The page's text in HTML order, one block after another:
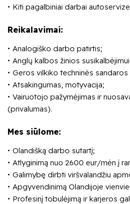
Kiti pagalbiniai darbai
Reikalavimai:
Analogiško darbo patirtis;
Anglų kalbos žinios
Geros vilkiko techninės sandaros
Atsakingumas, motyvacija;
Vairuotojo pažymėjimas ir
(privalumas).
Mes siūlome:
Olandišką darbo sutartį;
Atlyginimą nuo 2600 eur/mėn į
Galimybę dirbti viršvalandžiu
Apgyvendinimą Olandijoje
Profesinį tobulėjimą ir karjeros